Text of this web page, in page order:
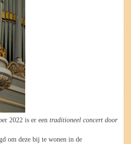
2022 is er een traditioneel concert door
om deze bij te wonen in de